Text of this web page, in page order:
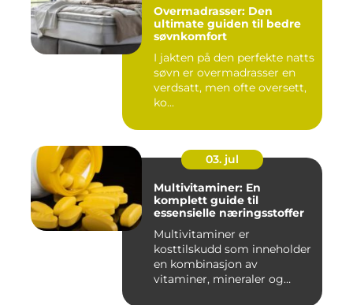
Overmadrasser: Den
ultimate guiden til bedre
søvnkomfort
I jakten på den perfekte natts
søvn er overmadrasser en
verdsatt, men ofte oversett,
ko...
03. jul
Multivitaminer: En
komplett guide til
essensielle næringsstoffer
Multivitaminer er
kosttilskudd som inneholder
en kombinasjon av
vitaminer, mineraler og